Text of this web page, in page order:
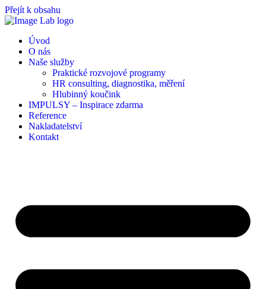
Přejít k obsahu
Úvod
O nás
Naše služby
Praktické rozvojové programy
HR consulting, diagnostika, měření
Hlubinný koučink
IMPULSY – Inspirace zdarma
Reference
Nakladatelství
Kontakt